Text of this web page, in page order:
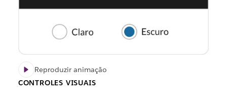
Reproduzir animação
CONTROLES VISUAIS